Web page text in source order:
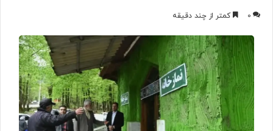
0 کمتر از چند دقیقه